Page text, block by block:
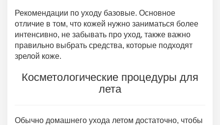
Рекомендации по уходу базовые. Основное
отличие в том, что кожей нужно заниматься более
интенсивно, не забывать про уход, также важно
правильно выбрать средства, которые подходят
зрелой коже.
Косметологические процедуры для
лета
Обычно домашнего ухода летом достаточно, чтобы